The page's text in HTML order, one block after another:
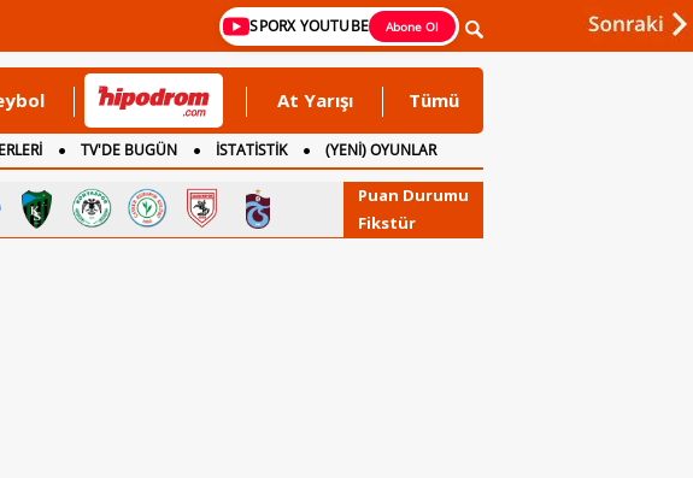
SPORX YOUTUBE Abone Ol
At Yarışı Tümü
TV'DE BUGÜN İSTATİSTİK
(YENİ) OYUNLAR
Puan Durumu
Fikstür